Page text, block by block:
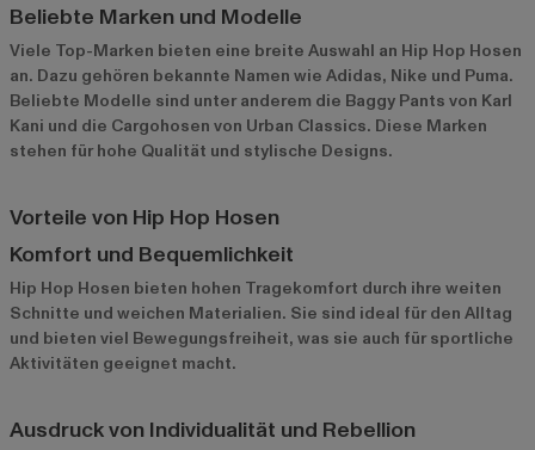
Beliebte Marken und Modelle
Viele Top-Marken bieten eine breite Auswahl an Hip Hop Hosen
an. Dazu gehören bekannte Namen wie Adidas, Nike und Puma.
Beliebte Modelle sind unter anderem die Baggy Pants von Karl
Kani und die Cargohosen von Urban Classics. Diese Marken
stehen für hohe Qualität und stylische Designs.
Vorteile von Hip Hop Hosen
Komfort und Bequemlichkeit
Hip Hop Hosen bieten hohen Tragekomfort durch ihre weiten
Schnitte und weichen Materialien. Sie sind ideal für den Alltag
und bieten viel Bewegungsfreiheit, was sie auch für sportliche
Aktivitäten geeignet macht.
Ausdruck von Individualität und Rebellion